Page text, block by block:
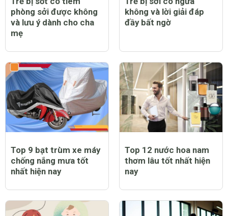
phòng sởi được không
và lưu ý dành cho cha
mẹ
không và lời giải đáp
đầy bất ngờ
Top 9 bạt trùm xe máy
chống nắng mưa tốt
nhất hiện nay
Top 12 nước hoa nam
thơm lâu tốt nhất hiện
nay